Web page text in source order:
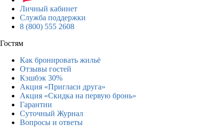
Личный кабинет
Служба поддержки
8 (800) 555 2608
Гостям
Как бронировать жильё
Отзывы гостей
Кэшбэк 30%
Акция «Пригласи друга»
Акция «Скидка на первую бронь»
Гарантии
Суточный Журнал
Вопросы и ответы